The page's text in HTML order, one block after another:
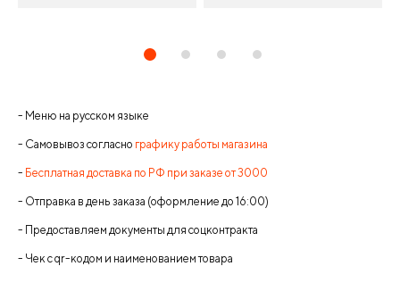
- Меню на русском языке
- Самовывоз согласно графику работы магазина
- Бесплатная доставка по РФ при заказе от 3000
- Отправка в день заказа (оформление до 16:00)
- Предоставляем документы для соцконтракта
- Чек с qr-кодом и наименованием товара